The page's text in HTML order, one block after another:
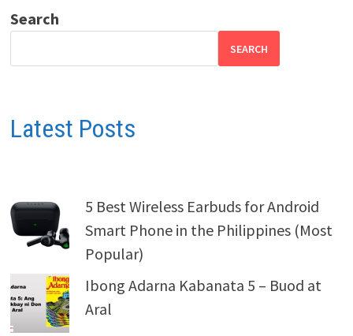
Search
SEARCH
Latest Posts
5 Best Wireless Earbuds for Android
Smart Phone in the Philippines (Most
Popular)
Ibong Adarna Kabanata 5 – Buod at
Aral